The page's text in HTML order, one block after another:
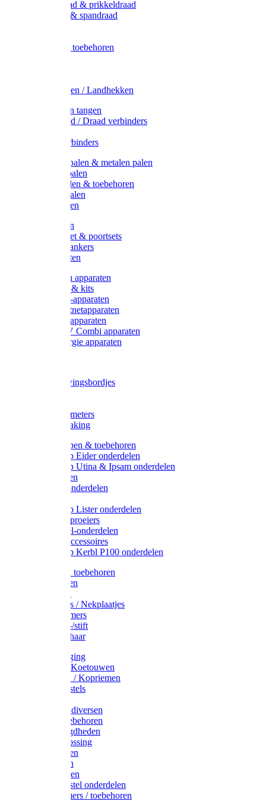
Metaal draad & prikkeldraad
Binddraad & spandraad
Afrasternet toebehoren
Weidehekken / Landhekken
Spanners en tangen
Lint / Koord / Draad verbinders
Litzclip verbinders
Recycling palen & metalen palen
Kunststof palen
T-Post t-palen & toebehoren
Glasfiber palen
Houten palen
Poortgrepen
Doorgangset & poortsets
Poortgreepankers
Weidepoorten
Onderdelen apparaten
Starter sets & kits
9V Batterij-apparaten
230V Lichtnetapparaten
12V Accu-apparaten
230V / 12V Combi apparaten
Zonne-energie apparaten
Waarschuwingsbordjes
Wegers en meters
Video bewaking
Weidepompen & toebehoren
Weidepomp Eider onderdelen
Weidepomp Utina & Ipsam onderdelen
Drinkbakken
Drinkbak onderdelen
Weidepomp Lister onderdelen
Nippels / Sproeiers
Drinknippel-onderdelen
Drinkbak accessoires
Weidepomp Kerbl P100 onderdelen
Oormerken toebehoren
Enkelbanden
Halsplaatjes / Nekplaatjes
Kokernummers
Merkspray-/stift
Veemerkschaar
Uierverzorging
Halsters & Koetouwen
Halsriemen / Kopriemen
Koerugborstels
Koe / Stier diversen
Melkers toebehoren
Stalbenodigdheden
Kalververlossing
Stierenringen
Onthoornen
Kalverflessen
Koerugborstel onderdelen
Kalveremmers / toebehoren